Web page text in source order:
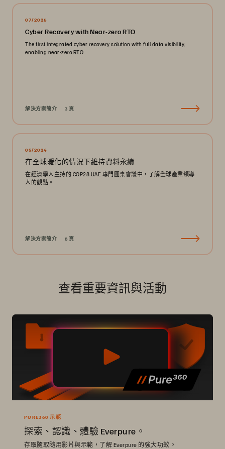
07/2026
Cyber Recovery with Near-zero RTO
The first integrated cyber recovery solution with full data visibility,
enabling near-zero RTO.
解決方案簡介 3 頁
05/2024
在全球暖化的情況下維持資料永續
在經濟學人主持的 COP28 UAE 專門圓桌會議中，了解全球產業領導
人的觀點。
解決方案簡介 8 頁
查看重要資訊與活動
PURE360 示範
探索、認識、體驗 Everpure。
存取隨取隨用影片與示範，了解 Everpure 的強大功效。